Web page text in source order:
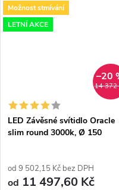
bezkonkurenční dynamiku.
Night Birds...
Možnost stmívání
LETNÍ AKCE
14 372
–20
LED Závěsné svítidlo Oracle
slim round 3000k, Ø 150
od 9 502,15 Kč bez DPH
od 11 497,60 Kč